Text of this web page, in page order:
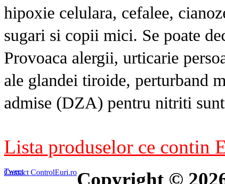
hipoxie celulara, cefalee,
sugari si copii mici. Se poate
Provoaca alergii, urticarie
ale glandei tiroide, perturband
admise (DZA) pentru nitriti
Lista produselor ce contin
Tweet
Contact ControlEuri.roCopyright ©